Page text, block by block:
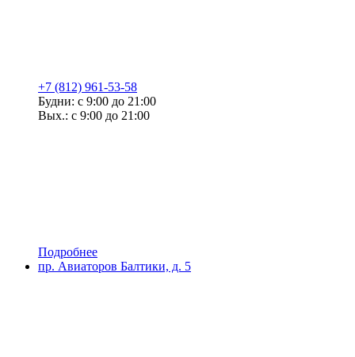
+7 (812) 961-53-58
Будни: с 9:00 до 21:00
Вых.: с 9:00 до 21:00
Подробнее
пр. Авиаторов Балтики, д. 5